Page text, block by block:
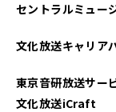
セントラルミュー
文化放送キャリア
東京音研放送サー
文化放送iCraft